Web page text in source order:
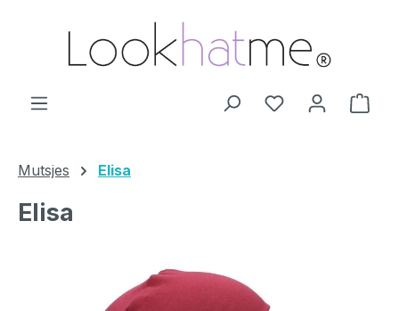
Ga naar de hoofdinhoud
Je hebt 0 items
Mutsjes Elisa
Elisa